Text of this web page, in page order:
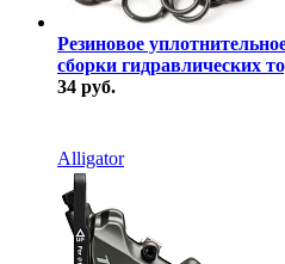
Резиновое
сборки гидравлических
34 руб.
Alligator